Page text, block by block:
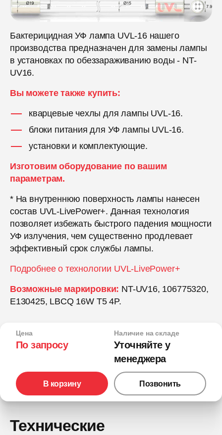
Бактерицидная УФ лампа UVL-16 нашего
производства предназначен для замены лампы
в установках по обеззараживанию воды - NT-
UV16.
Вы можете также купить:
кварцевые чехлы для лампы UVL-16.
блоки питания для УФ лампы UVL-16.
установки и комплектующие.
Изготовим оборудование по вашим
параметрам.
* На внутреннюю поверхность лампы нанесен
состав UVL-LivePower+. Данная технология
позволяет избежать быстрого падения мощности
УФ излучения, чем существенно продлевает
эффективный срок службы лампы.
Подробнее о технологии UVL-LivePower+
Возможные маркировки: NT-UV16, 106775320,
E130425, LBCQ 16W T5 4P.
Цена
По запросу
Наличие на складе
Уточняйте у
менеджера
В корзину Позвонить
Технические